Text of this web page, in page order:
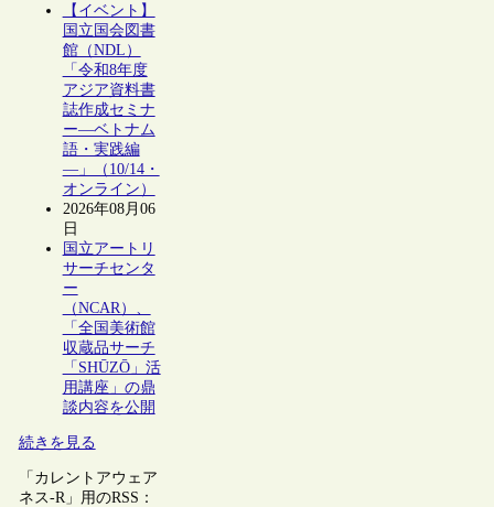
【イベント】
国立国会図書
館（NDL）
「令和8年度
アジア資料書
誌作成セミナ
ー―ベトナム
語・実践編
―」（10/14・
オンライン）
2026年08月06
日
国立アートリ
サーチセンタ
ー
（NCAR）、
「全国美術館
収蔵品サーチ
「SHŪZŌ」活
用講座」の鼎
談内容を公開
続きを見る
「カレントアウェア
ネス-R」用のRSS：